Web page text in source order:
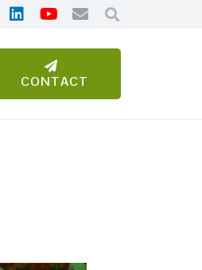
CONTACT